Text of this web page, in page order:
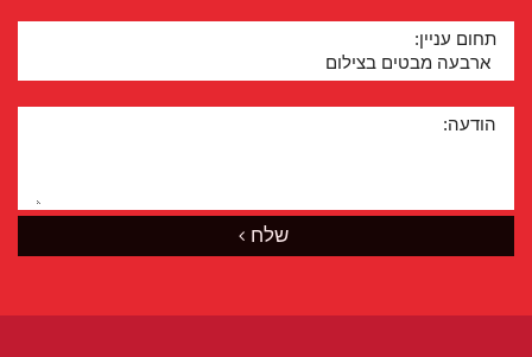
תחום עניין:
הודעה:
שלח